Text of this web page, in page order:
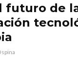
futuro de